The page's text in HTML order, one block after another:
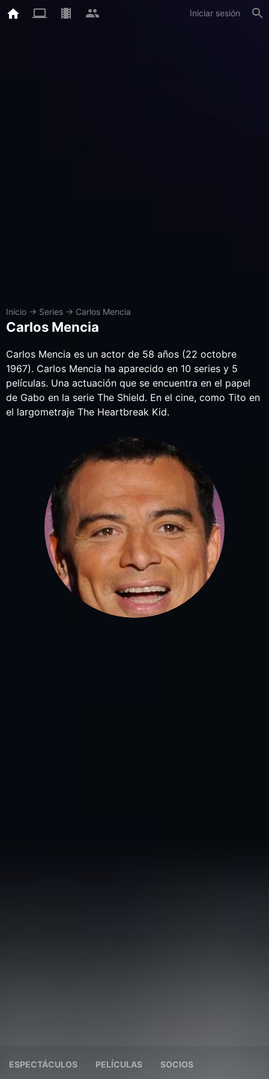
Iniciar sesión
Inicio → Series → Carlos Mencia
Carlos Mencia
Carlos Mencia es un actor de 58 años (22 octobre
1967). Carlos Mencia ha aparecido en 10 series y 5
películas. Una actuación que se encuentra en el papel
de Gabo en la serie The Shield. En el cine, como Tito en
el largometraje The Heartbreak Kid.
ESPECTÁCULOS PELÍCULAS SOCIOS